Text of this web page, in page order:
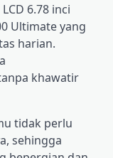
6.78 inci
Ultimate yang
harian.
khawatir
tidak perlu
sehingga